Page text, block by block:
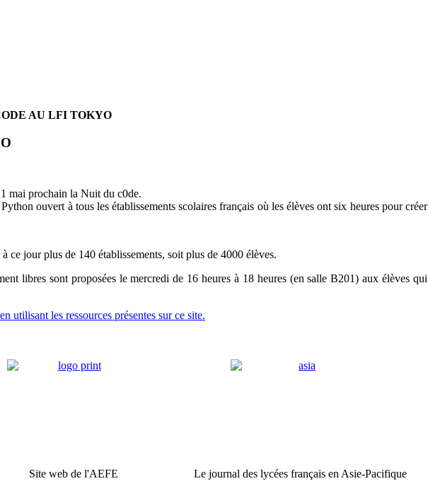
AU LFI TOKYO
mai prochain la Nuit du c0de.
ouvert à tous les établissements scolaires français où les élèves ont six heures pour créer
jour plus de 140 établissements, soit plus de 4000 élèves.
libres sont proposées le mercredi de 16 heures à 18 heures (en salle B201) aux élèves qui
utilisant les ressources présentes sur ce site.
Site web de l'AEFE Le journal des lycées français en Asie-Pacifique